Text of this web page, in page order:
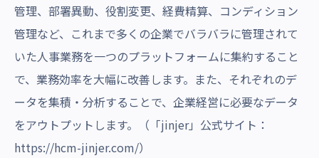
管理、部署異動、役割変更、経費精算、コンディション
管理など、これまで多くの企業でバラバラに管理されて
いた人事業務を一つのプラットフォームに集約すること
で、業務効率を大幅に改善します。また、それぞれのデ
ータを集積・分析することで、企業経営に必要なデータ
をアウトプットします。（「jinjer」公式サイト：
https://hcm-jinjer.com/）